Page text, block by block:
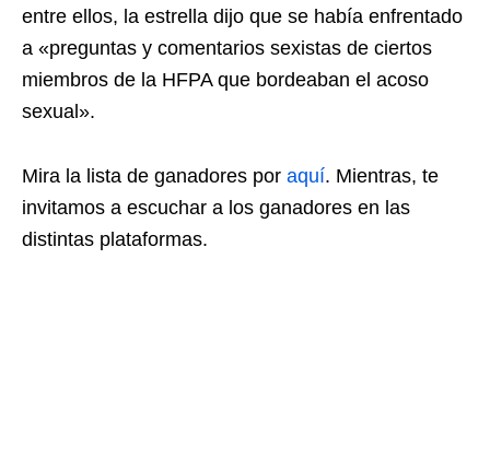
entre ellos, la estrella dijo que se había enfrentado
a «preguntas y comentarios sexistas de ciertos
miembros de la HFPA que bordeaban el acoso
sexual».
Mira la lista de ganadores por aquí. Mientras, te
invitamos a escuchar a los ganadores en las
distintas plataformas.